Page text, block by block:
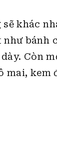
khác
bánh
Còn
mai, kem